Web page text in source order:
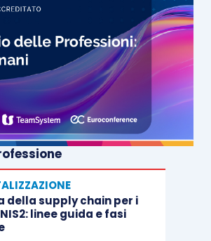
della supply chain per i
linee guida e fasi